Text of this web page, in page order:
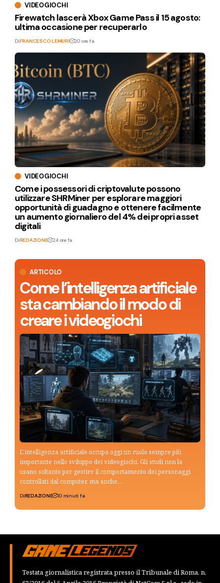
ARTICOLO
Come l’intelligenza artificiale
sta cambiando il modo di
creare i videogiochi
L'intelligenza artificiale occupa oggi un ruolo sempre più
importante nello sviluppo dei videogiochi. Gli studi non la
usano soltanto per gestire il comportamento dei personaggi
controllati dal computer, ma anche…
DiREDAZIONE 10 minuti fa
VIDEOGIOCHI
Firewatch lascerà Xbox Game Pass il 15 agosto:
ultima occasione per recuperarlo
DiFRANCESCO LEMURI 20 ore fa
VIDEOGIOCHI
Come i possessori di criptovalute possono
utilizzare SHRMiner per esplorare maggiori
opportunità di guadagno e ottenere facilmente
un aumento giornaliero del 4% dei propri asset
digitali
DiREDAZIONE 24 ore fa
Testata giornalistica registrata presso il Tribunale di Roma, n.